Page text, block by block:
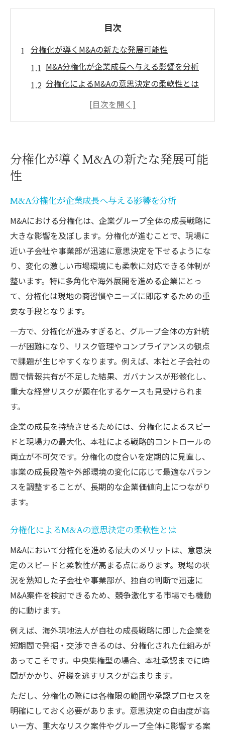
目次
分権化が導くM&Aの新たな発展可能性
M&A分権化が企業成長へ与える影響を分析
分権化によるM&Aの意思決定の柔軟性とは
M&Aと分権化の相互作用がもたらす効果
M&A後の意思決定を加速する分権戦略
効率的な意思決定を支えるM&A分権化の実
分権戦略がM&A後の現場力を高めるポイン
ト
M&Aと分権化で意思決定スピードを向上す
る方法
分権化がM&Aの組織運営に与えるメリット
現場主導型のM&A分権戦略の成功要因を解
説
統治構造の変化に挑むM&A実践ケース
M&A分権化による統治構造改革の実践例
分権化を導入したM&A統治体制の変遷を解
説
M&A後の統治課題に分権化で対応した事例
分権化が活きる統治構造のポイントと工夫
ガバナンス強化に欠かせない分権化のポイント
M&A分権化でガバナンスを強化するための
要点
分権化とガバナンス最適化の関係性を詳し
とは
分権化がM&Aのガバナンス課題を解決する
方法
実務で役立つM&A分権化ガバナンスポイン
ト
海外進出で生きるM&A分権化手法の真髄
海外M&Aで効果を発揮する分権化手法の特
徴
分権化が海外進出時のM&A統治に与える影
響
現地適応力を高めるM&A分権化の活用事例
海外M&Aにおける分権化の成功ポイント
分権化戦略が海外M&Aで活きる場面とは
分権化が導くM&Aの新たな発展可能
性
M&A分権化が企業成長へ与える影響を分析
M&Aにおける分権化は、企業グループ全体の成長戦略に
大きな影響を及ぼします。分権化が進むことで、現場に
近い子会社や事業部が迅速に意思決定を下せるようにな
り、変化の激しい市場環境にも柔軟に対応できる体制が
整います。特に多角化や海外展開を進める企業にとっ
て、分権化は現地の商習慣やニーズに即応するための重
要な手段となります。
一方で、分権化が進みすぎると、グループ全体の方針統
一が困難になり、リスク管理やコンプライアンスの観点
で課題が生じやすくなります。例えば、本社と子会社の
間で情報共有が不足した結果、ガバナンスが形骸化し、
重大な経営リスクが顕在化するケースも見受けられま
す。
企業の成長を持続させるためには、分権化によるスピー
ドと現場力の最大化、本社による戦略的コントロールの
両立が不可欠です。分権化の度合いを定期的に見直し、
事業の成長段階や外部環境の変化に応じて最適なバラン
スを調整することが、長期的な企業価値向上につながり
ます。
分権化によるM&Aの意思決定の柔軟性とは
M&Aにおいて分権化を進める最大のメリットは、意思決
定のスピードと柔軟性が高まる点にあります。現場の状
況を熟知した子会社や事業部が、独自の判断で迅速に
M&A案件を検討できるため、競争激化する市場でも機動
的に動けます。
例えば、海外現地法人が自社の成長戦略に即した企業を
短期間で発掘・交渉できるのは、分権化された仕組みが
あってこそです。中央集権型の場合、本社承認までに時
間がかかり、好機を逃すリスクが高まります。
ただし、分権化の際には各権限の範囲や承認プロセスを
明確にしておく必要があります。意思決定の自由度が高
い一方、重大なリスク案件やグループ全体に影響する案